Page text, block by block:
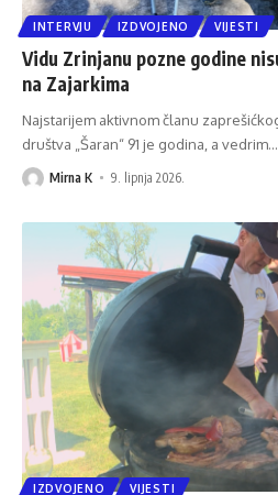
INTERVJU IZDVOJENO VIJESTI
Vidu Zrinjanu pozne godine
na Zajarkima
Najstarijem aktivnom članu
društva „Šaran“ 91 je godina, a vedrim…
Mirna K 9. lipnja 2026.
IZDVOJENO VIJESTI